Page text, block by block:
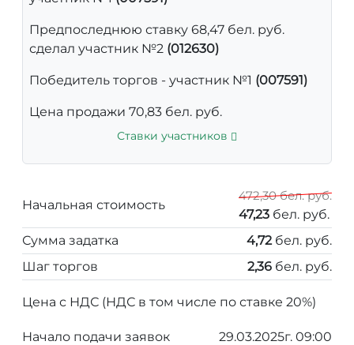
Предпоследнюю ставку 68,47 бел. руб.
сделал участник №2 (012630)
Победитель торгов - участник №1 (007591)
Цена продажи 70,83 бел. руб.
Ставки участников
Начальная стоимость
472,30 бел. руб.
47,23 бел. руб.
Сумма задатка
4,72 бел. руб.
Шаг торгов
2,36 бел. руб.
Цена с НДС (НДС в том числе по ставке 20%)
Начало подачи заявок
29.03.2025г. 09:00